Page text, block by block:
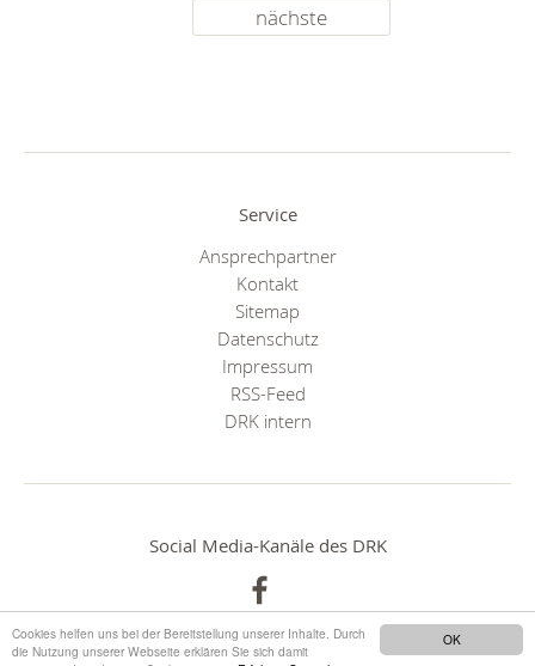
OK
Cookies helfen uns bei der Bereitstellung unserer Inhalte. Durch
die Nutzung unserer Webseite erklären Sie sich damit
nächste
Service
Ansprechpartner
Kontakt
Sitemap
Datenschutz
Impressum
RSS-Feed
DRK intern
Social Media-Kanäle des DRK